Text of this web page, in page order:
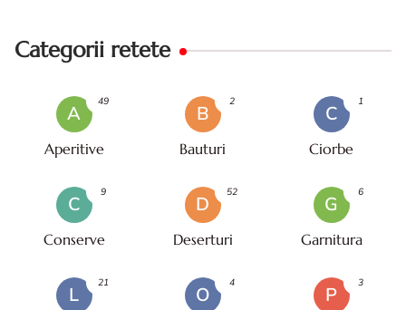
Categorii retete
A
Aperitive
49
B
Bauturi
2
C
Ciorbe
1
C
Conserve
9
D
Deserturi
52
G
Garnitura
6
L
21
O
4
P
3